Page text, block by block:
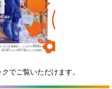
でご覧いただけます。